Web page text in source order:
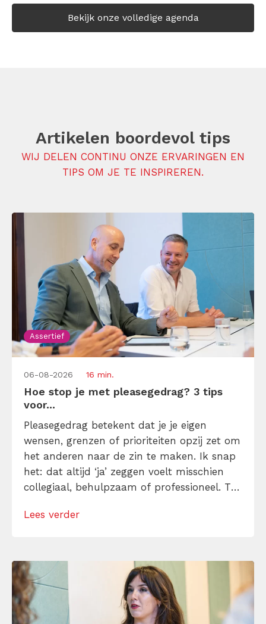
Bekijk onze volledige agenda
Artikelen boordevol tips
WIJ DELEN CONTINU ONZE ERVARINGEN EN
TIPS OM JE TE INSPIREREN.
Assertief
06-08-2026 16 min.
Hoe stop je met pleasegedrag? 3 tips
voor...
Pleasegedrag betekent dat je je eigen
wensen, grenzen of prioriteiten opzij zet om
het anderen naar de zin te maken. Ik snap
het: dat altijd ‘ja’ zeggen voelt misschien
collegiaal, behulpzaam of professioneel. Tot
andermans prioriteiten en je eigen werk
[…]
Lees verder